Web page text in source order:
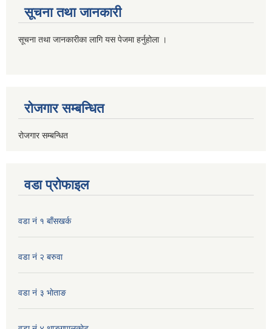
सूचना तथा जानकारी
सूचना तथा जानकारीका लागि यस पेजमा हर्नुहोला ।
रोजगार सम्बन्धित
रोजगार सम्बन्धित
वडा प्रोफाइल
वडा नं १ बाँसखर्क
वडा नं २ बरुवा
वडा नं ३ भाेताङ